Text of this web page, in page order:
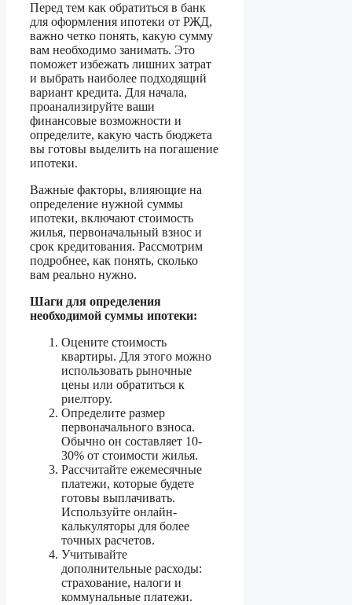
Перед тем как обратиться в банк
для оформления ипотеки от РЖД,
важно четко понять, какую сумму
вам необходимо занимать. Это
поможет избежать лишних затрат
и выбрать наиболее подходящий
вариант кредита. Для начала,
проанализируйте ваши
финансовые возможности и
определите, какую часть бюджета
вы готовы выделить на погашение
ипотеки.
Важные факторы, влияющие на
определение нужной суммы
ипотеки, включают стоимость
жилья, первоначальный взнос и
срок кредитования. Рассмотрим
подробнее, как понять, сколько
вам реально нужно.
Шаги для определения
необходимой суммы ипотеки:
Оцените стоимость
квартиры. Для этого можно
использовать рыночные
цены или обратиться к
риелтору.
Определите размер
первоначального взноса.
Обычно он составляет 10-
30% от стоимости жилья.
Рассчитайте ежемесячные
платежи, которые будете
готовы выплачивать.
Используйте онлайн-
калькуляторы для более
точных расчетов.
Учитывайте
дополнительные расходы:
страхование, налоги и
коммунальные платежи.